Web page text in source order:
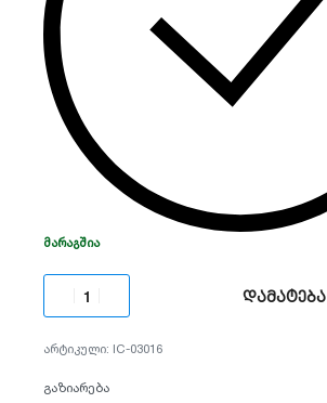
ᲛᲐᲠᲐᲒᲨᲘᲐ
დამატება
IC-03016
გაზიარება